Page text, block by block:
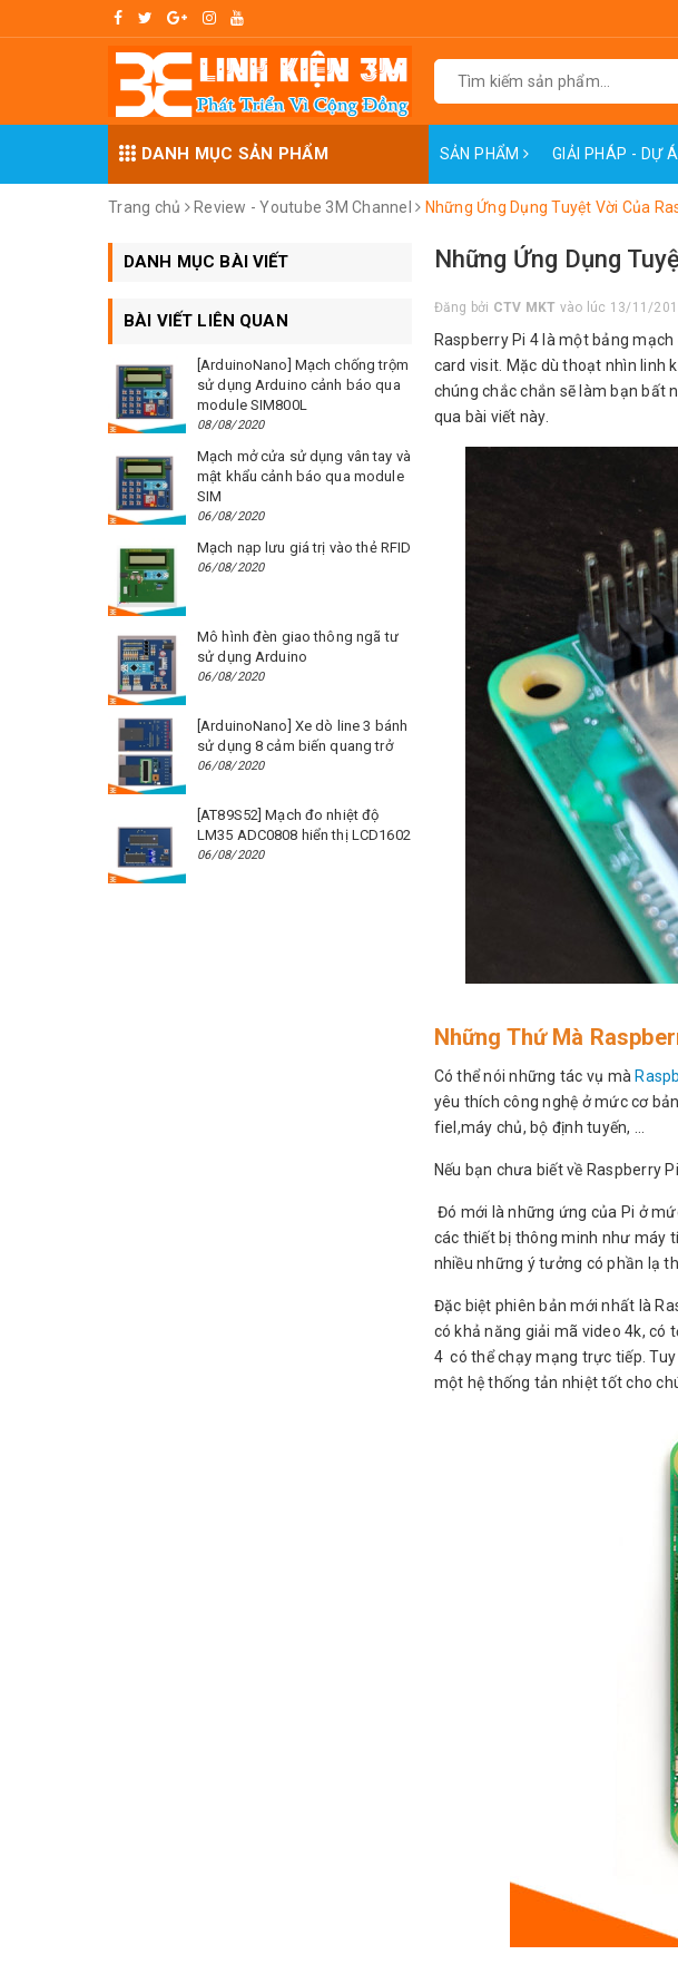
DANH MỤC SẢN PHẨM SẢN PHẨM GIẢI PHÁP - DỰ
Trang chủ Review - Youtube 3M Channel Những Ứng Dụng Tuyệt Vời Của
Những Ứng Dụng
Đăng bởi CTV MKT vào lúc 13/11/
Raspberry Pi 4 là một bảng
card visit. Mặc dù thoạt nhìn linh
chúng chắc chắn sẽ làm bạn bất
qua bài viết này.
Những Thứ Mà
Có thể nói những tác vụ mà
yêu thích công nghệ ở mức cơ
fiel,máy chủ, bộ định tuyến, ...
Nếu bạn chưa biết về Raspberry
Đó mới là những ứng của Pi ở
các thiết bị thông minh như máy
nhiều những ý tưởng có phần lạ
Đặc biệt phiên bản mới nhất là
có khả năng giải mã video 4k, có
4 có thể chạy mạng trực tiếp.
một hệ thống tản nhiệt tốt cho
DANH MỤC BÀI VIẾT
BÀI VIẾT LIÊN QUAN
[ArduinoNano] Mạch chống trộm
sử dụng Arduino cảnh báo qua
module SIM800L
08/08/2020
Mạch mở cửa sử dụng vân tay và
mật khẩu cảnh báo qua module
SIM
06/08/2020
Mạch nạp lưu giá trị vào thẻ RFID
06/08/2020
Mô hình đèn giao thông ngã tư
sử dụng Arduino
06/08/2020
[ArduinoNano] Xe dò line 3 bánh
sử dụng 8 cảm biến quang trở
06/08/2020
[AT89S52] Mạch đo nhiệt độ
LM35 ADC0808 hiển thị LCD1602
06/08/2020